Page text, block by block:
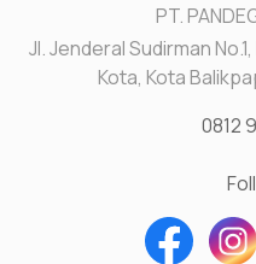
PT.
Jl. Jenderal Sudirman
Kota, Kota
0812